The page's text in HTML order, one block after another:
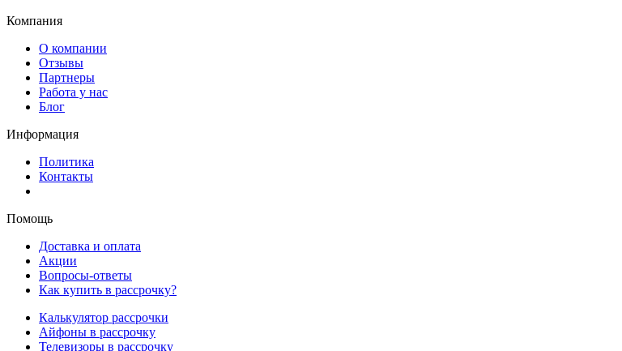
Компания
О компании
Отзывы
Партнеры
Работа у нас
Блог
Информация
Политика
Контакты
Помощь
Доставка и оплата
Акции
Вопросы-ответы
Как купить в рассрочку?
Калькулятор рассрочки
Айфоны в рассрочку
Телевизоры в рассрочку